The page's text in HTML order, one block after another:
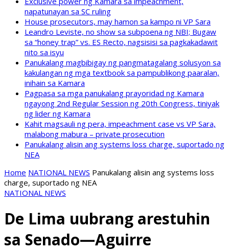
napatunayan sa SC ruling
House prosecutors, may hamon sa kampo ni VP Sara
Leandro Leviste, no show sa subpoena ng NBI; Bugaw
sa “honey trap” vs. ES Recto, nagsisisi sa pagkakadawit
nito sa isyu
Panukalang magbibigay ng pangmatagalang solusyon sa
kakulangan ng mga textbook sa pampublikong paaralan,
inihain sa Kamara
Pagpasa sa mga panukalang prayoridad ng Kamara
ngayong 2nd Regular Session ng 20th Congress, tiniyak
ng lider ng Kamara
Kahit magsauli ng pera, impeachment case vs VP Sara,
malabong mabura – private prosecution
Panukalang alisin ang systems loss charge, suportado ng
NEA
Home NATIONAL NEWS Panukalang alisin ang systems loss
charge, suportado ng NEA
NATIONAL NEWS
De Lima uubrang arestuhin
sa Senado—Aguirre